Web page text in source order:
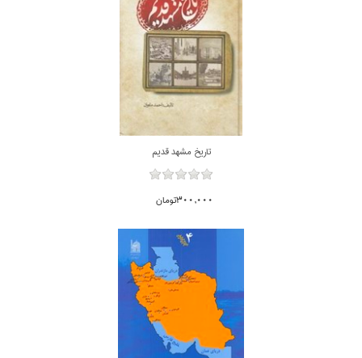
تاريخ مشهد قديم
300,000تومان